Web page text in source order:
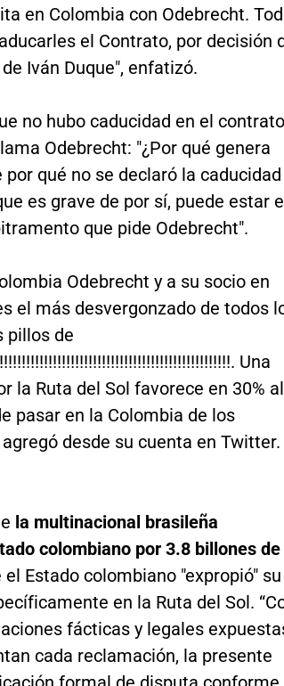
en Colombia con Odebrecht.
el Contrato, por decisión
Iván Duque", enfatizó.
no hubo caducidad en el contrato
Odebrecht: "¿Por qué genera
qué no se declaró la caducidad
es grave de por sí, puede estar
que pide Odebrecht".
Odebrecht y a su socio en
el más desvergonzado de todos
pillos de
Una
la Ruta del Sol favorece en 30% al
pasar en la Colombia de los
desde su cuenta en Twitter.
la multinacional brasileña
colombiano por 3.8 billones de
Estado colombiano "expropió" su
en la Ruta del Sol.
fácticas y legales
cada reclamación, la presente